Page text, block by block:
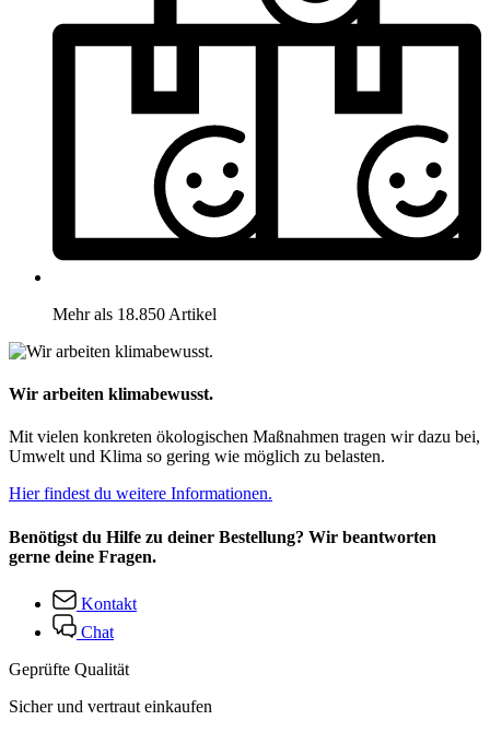
Mehr als 18.850 Artikel
Wir arbeiten klimabewusst.
Mit vielen konkreten ökologischen Maßnahmen tragen wir dazu bei,
Umwelt und Klima so gering wie möglich zu belasten.
Hier findest du weitere Informationen.
Benötigst du Hilfe zu deiner Bestellung? Wir beantworten
gerne deine Fragen.
Kontakt
Chat
Geprüfte Qualität
Sicher und vertraut einkaufen